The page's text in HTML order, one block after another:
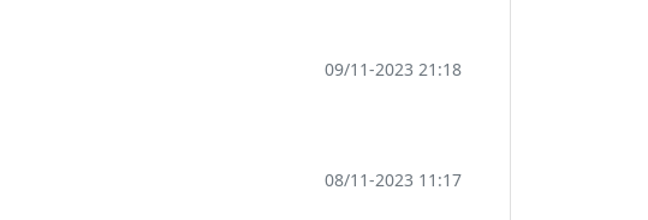
09/11-2023 21:18
08/11-2023 11:17